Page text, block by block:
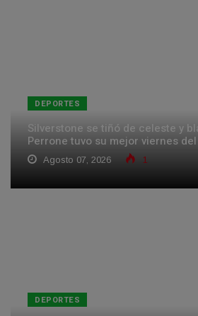
DEPORTES
Silverstone se tiñó de celeste y
Perrone tuvo su mejor viernes
Agosto 07, 2026 1
DEPORTES